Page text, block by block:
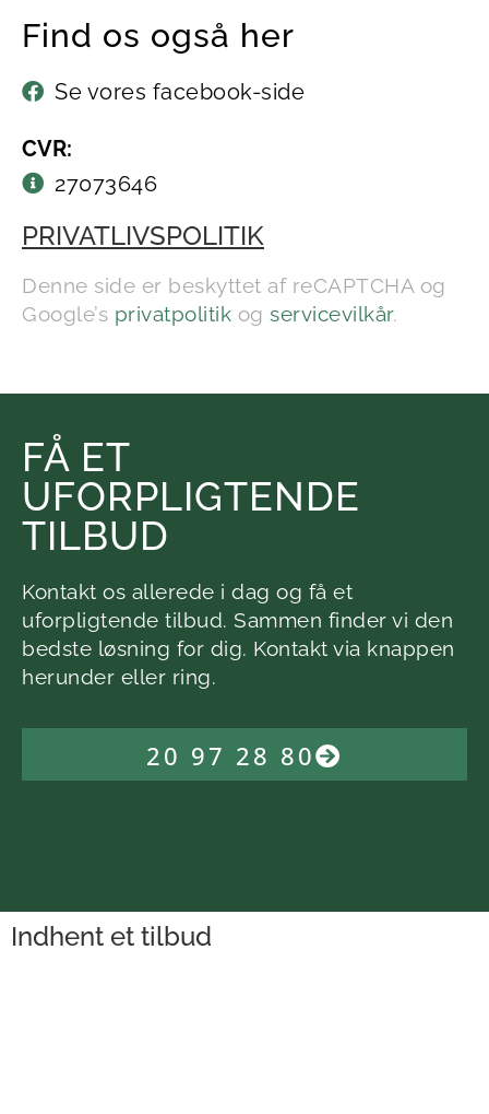
Find os også her
Se vores facebook-side
CVR:
27073646
PRIVATLIVSPOLITIK
Denne side er beskyttet af reCAPTCHA og
Google’s privatpolitik og servicevilkår.
FÅ ET
UFORPLIGTENDE
TILBUD
Kontakt os allerede i dag og få et
uforpligtende tilbud. Sammen finder vi den
bedste løsning for dig. Kontakt via knappen
herunder eller ring.
20 97 28 80
Indhent et tilbud